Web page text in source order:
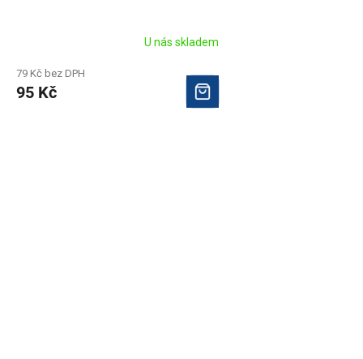
U nás skladem
79 Kč bez DPH
95 Kč